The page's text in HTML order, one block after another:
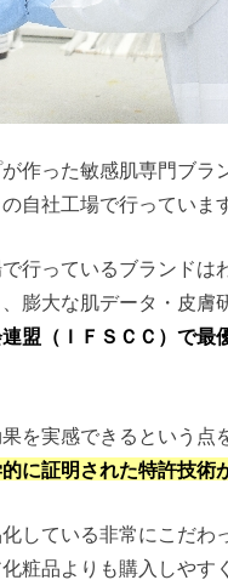
作った敏感肌専門ブラ
自社工場で行っていま
行っているブランドは
膨大な肌データ・皮膚
盟（ＩＦＳＣＣ）で最
を実感できるという点
に証明された特許技術
している非常にこだわ
粧品よりも購入しやす